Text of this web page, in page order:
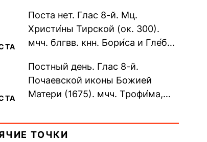
прп. Евпракси́и девы,...
Поста нет. Глас 8-й. Мц.
Христи́ны Тирской (ок. 300).
мчч. блгвв. кнн. Бори́са и Гле́ба,
Дави́да (1015). Прп....
Постный день. Глас 8-й.
Почаевской иконы Божией
Матери (1675). мчч. Трофи́ма,
мучеников (284–305). прав.
воина Фео́дора...
ТОЧКИ